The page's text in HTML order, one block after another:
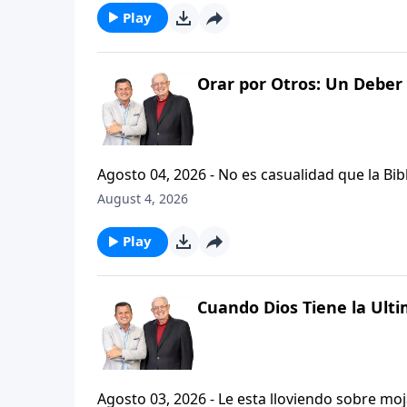
Play
Orar por Otros: Un Deber
Agosto 04, 2026 - No es casualidad que la Biblia contenga
profetas, apostoles...de gente comun y
especifica.
August 4, 2026
Play
Cuando Dios Tiene la
Agosto 03, 2026 - Le esta lloviendo sobre mojado? Siente que el dolor y el sufrimiento se han